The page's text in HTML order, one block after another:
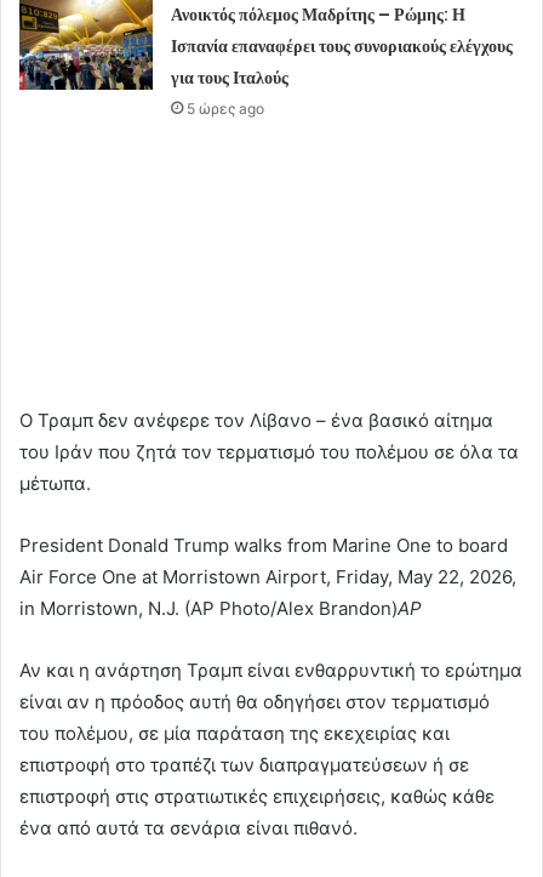
Ανοικτός πόλεμος Μαδρίτης – Ρώμης: Η
Ισπανία επαναφέρει τους συνοριακούς ελέγχους
για τους Ιταλούς
5 ώρες ago
Ο Τραμπ δεν ανέφερε τον Λίβανο – ένα βασικό αίτημα
του Ιράν που ζητά τον τερματισμό του πολέμου σε όλα τα
μέτωπα.
President Donald Trump walks from Marine One to board
Air Force One at Morristown Airport, Friday, May 22, 2026,
in Morristown, N.J. (AP Photo/Alex Brandon)AP
Αν και η ανάρτηση Τραμπ είναι ενθαρρυντική το ερώτημα
είναι αν η πρόοδος αυτή θα οδηγήσει στον τερματισμό
του πολέμου, σε μία παράταση της εκεχειρίας και
επιστροφή στο τραπέζι των διαπραγματεύσεων ή σε
επιστροφή στις στρατιωτικές επιχειρήσεις, καθώς κάθε
ένα από αυτά τα σενάρια είναι πιθανό.